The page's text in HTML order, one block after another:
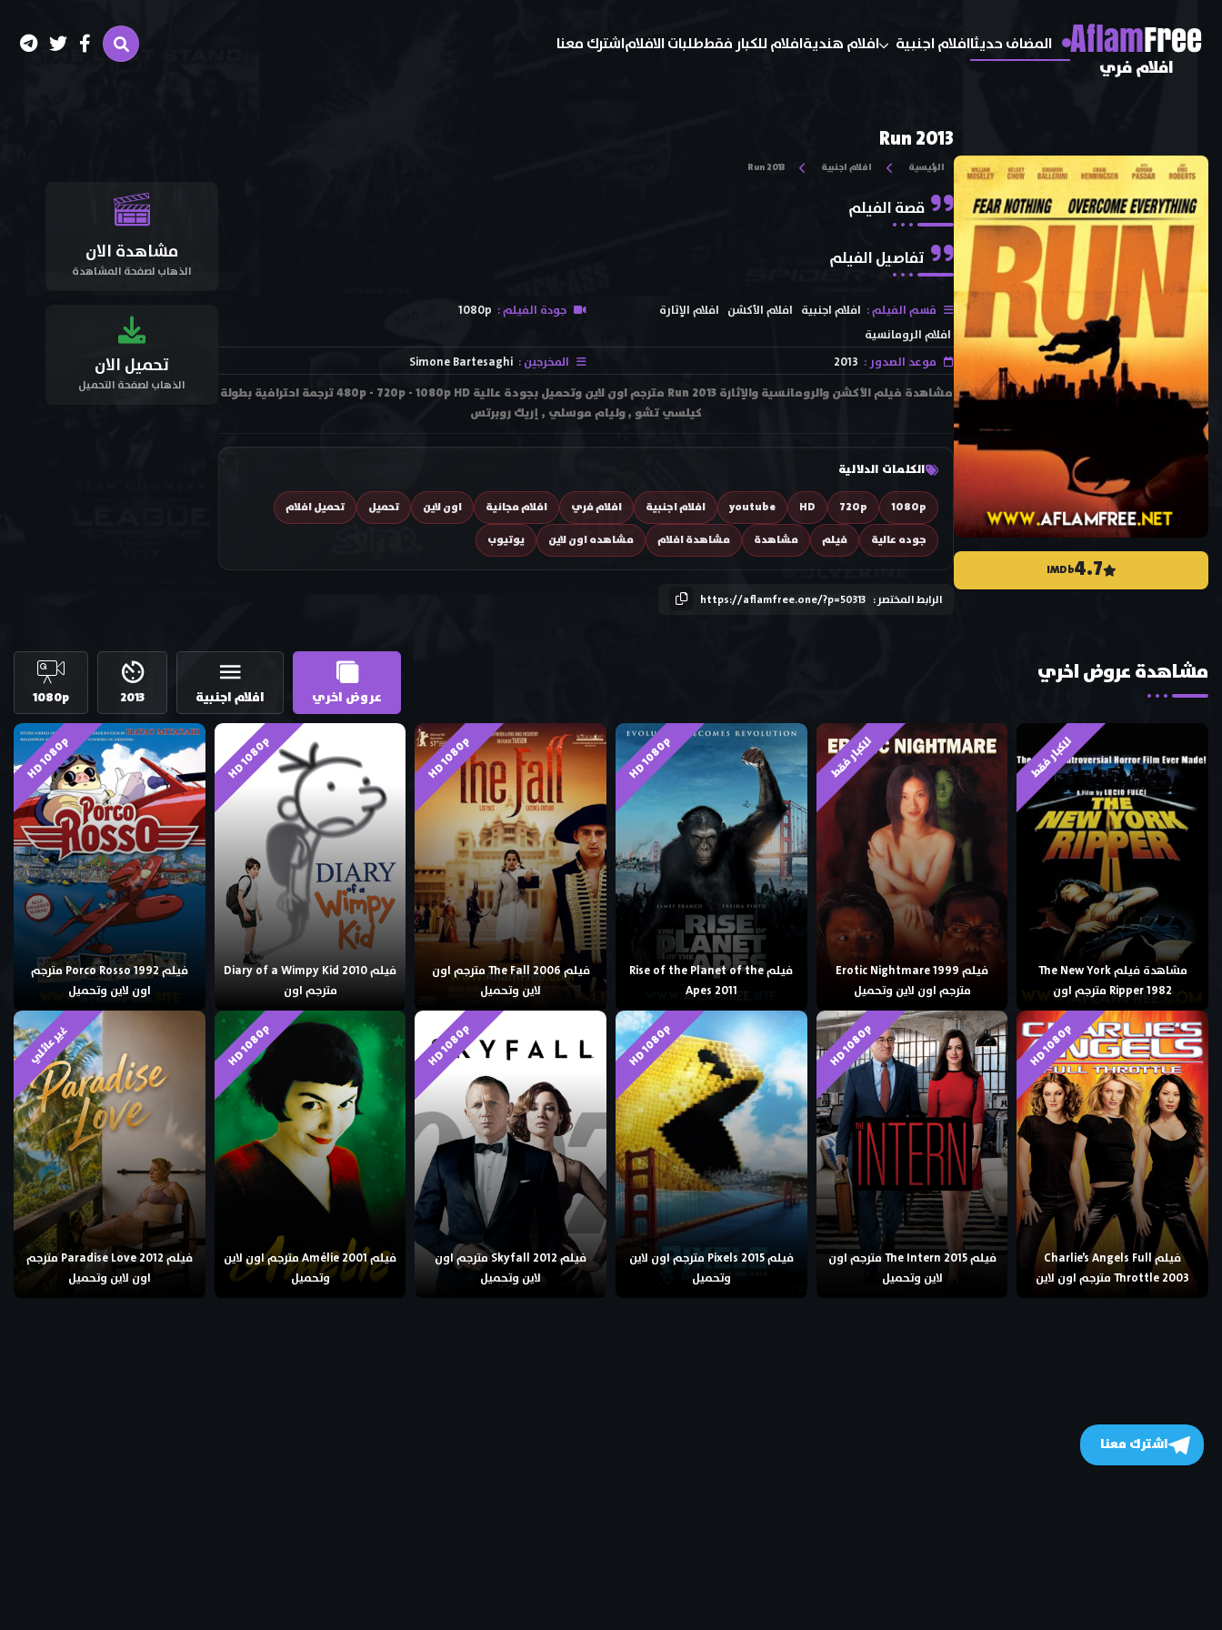
AflamFree
افلام فري
المضاف حديثاافلام اجنبية افلام هنديةافلام للكبار فقططلبات الافلاماشترك معنا
4.7
IMDb
Run 2013
الرئيسية افلام اجنبية Run 2013
قصة الفيلم
تفاصيل الفيلم
قسم الفيلم : افلام اجنبية افلام الأكشن افلام الإثارة
افلام الرومانسية
جودة الفيلم : 1080p
موعد الصدور : 2013 المخرجين : Simone Bartesaghi
مشاهدة فيلم الأكشن والرومانسية والإثارة Run 2013 مترجم اون لاين وتحميل بجودة عالية 480p - 720p - 1080p HD ترجمة احترافية بطولة
كيلسي تشو , وليام موسلي , إريك روبرتس
الكلمات الدلالية
1080p
720p
HD
youtube افلام اجنبية افلام فري افلام مجانية اون لاين تحميل
تحميل افلام
جوده عالية
فيلم مشاهدة مشاهدة افلام مشاهده اون لاين يوتيوب
الرابط المختصر : https://aflamfree.one/?p=50313
مشاهدة الان
الذهاب لصفحة المشاهدة
تحميل الان
الذهاب لصفحة التحميل
مشاهدة عروض اخري
عروض اخري افلام اجنبية 2013
1080p
للكبار فقط
مشاهدة فيلم The New York
Ripper 1982 مترجم اون
للكبار فقط
فيلم Erotic Nightmare 1999
مترجم اون لاين وتحميل
HD 1080p
فيلم Rise of the Planet of the
Apes 2011
HD 1080p
فيلم The Fall 2006 مترجم اون
لاين وتحميل
HD 1080p
فيلم Diary of a Wimpy Kid 2010
مترجم اون
HD 1080p
فيلم Porco Rosso 1992 مترجم
اون لاين وتحميل
HD 1080p
فيلم Charlie’s Angels Full
Throttle 2003 مترجم اون لاين
HD 1080p
فيلم The Intern 2015 مترجم اون
لاين وتحميل
HD 1080p
فيلم Pixels 2015 مترجم اون لاين
وتحميل
HD 1080p
فيلم Skyfall 2012 مترجم اون
لاين وتحميل
HD 1080p
فيلم Amélie 2001 مترجم اون لاين
وتحميل
غير عائلي
فيلم Paradise Love 2012 مترجم
اون لاين وتحميل
اشترك معنا